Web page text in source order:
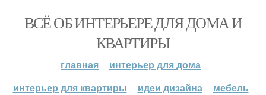
ВСЁ ОБ ИНТЕРЬЕРЕ ДЛЯ ДОМА И
КВАРТИРЫ
главная
интерьер для дома
интерьер для квартиры
идеи дизайна мебель